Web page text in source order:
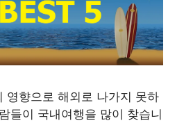
영향으로 해외로 나가지 못하
들이 국내여행을 많이 찾습니